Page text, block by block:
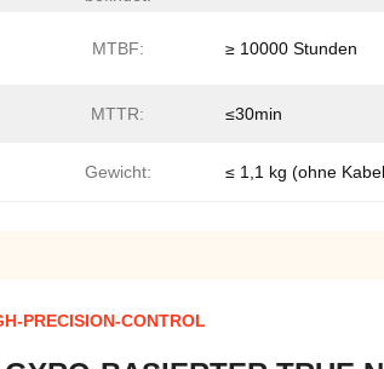
MTBF: ≥ 10000 Stunden
MTTR: ≤30min
Gewicht: ≤ 1,1 kg (ohne
PRECISION-CONTROL